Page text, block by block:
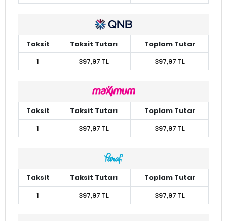
Taksit Taksit Tutarı
Toplam Tutar
1
397,97 TL 397,97 TL
Taksit Taksit Tutarı
Toplam Tutar
1
397,97 TL 397,97 TL
Taksit Taksit Tutarı
Toplam Tutar
1
397,97 TL 397,97 TL